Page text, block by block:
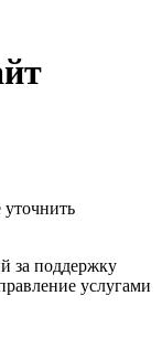
за поддержку
услугами